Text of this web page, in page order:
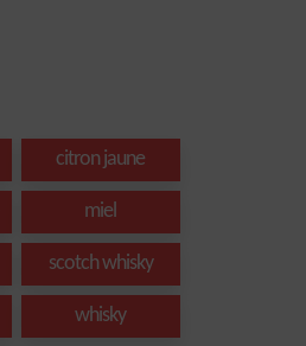
citron jaune
miel
scotch whisky
whisky